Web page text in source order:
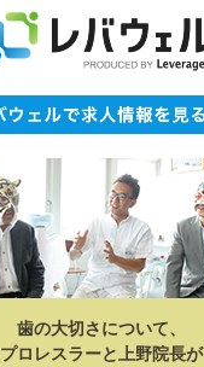
歯の大切さについて、
プロレスラーと上野院長が